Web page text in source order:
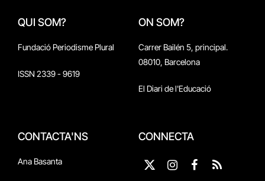
QUI SOM?
Fundació Periodisme Plural
ISSN 2339 - 9619
ON SOM?
Carrer Bailén 5, principal.
08010, Barcelona
El Diari de l'Educació
CONTACTA'NS
Ana Basanta
CONNECTA
X
Instagram
Facebook
RSS